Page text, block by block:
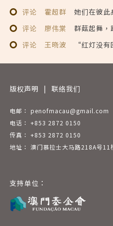
评论 霍超群
她们在彼
评论
廖伟棠
群菇起舞
评论
王晓波 “红灯没
版权声明 | 联络我们
电邮： penofmacau@gmail.com
电话： +853 2872 0150
传真： +853 2872 0150
地址： 澳门慕拉士大马路218A号11
支持单位：